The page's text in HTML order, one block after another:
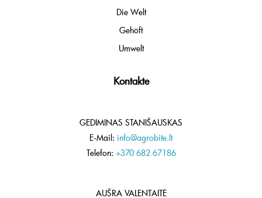
Die Welt
Gehöft
Umwelt
Kontakte
GEDIMINAS STANIŠAUSKAS
E-Mail: info@agrobite.lt
Telefon: +370 682 67186
AUŠRA VALENTAITĖ